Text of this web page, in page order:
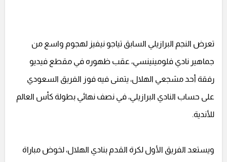
تعرض النجم البرازيلي السابق تياجو نيفيز لهجوم واسع من
جماهير نادي فلومينينسي، عقب ظهوره في مقطع فيديو
رفقة أحد مشجعي الهلال، يتمنى فيه فوز الفريق السعودي
على حساب النادي البرازيلي، في نصف نهائي بطولة كأس العالم
للأندية.
ويستعد الفريق الأول لكرة القدم بنادي الهلال، لخوض مباراة